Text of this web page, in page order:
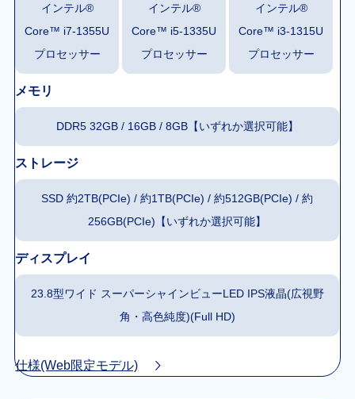
インテル®
Core™ i7-1355U
プロセッサー
インテル®
Core™ i5-1335U
プロセッサー
インテル®
Core™ i3-1315U
プロセッサー
メモリ
DDR5 32GB / 16GB / 8GB【いずれか選択可能】
ストレージ
SSD 約2TB(PCIe) / 約1TB(PCIe) / 約512GB(PCIe) / 約
256GB(PCIe)【いずれか選択可能】
ディスプレイ
23.8型ワイド スーパーシャインビューLED IPS液晶(広視野
角・高色純度)(Full HD)
仕様(Web限定モデル)